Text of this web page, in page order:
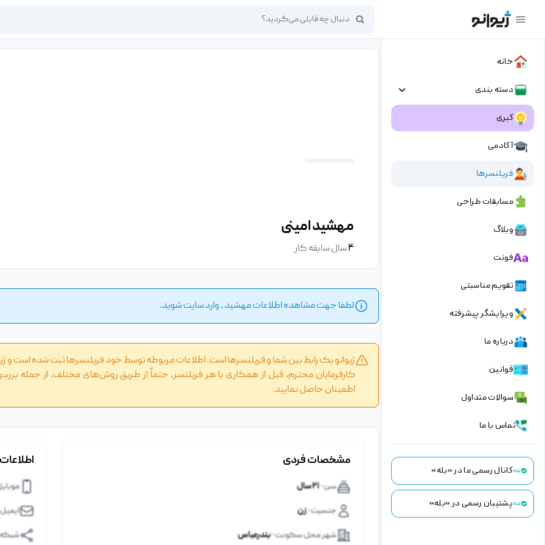
خانه
دسته بندی
کبری
آکادمی
فریلنسرها
مسابقات طراحی
وبلاگ
فونت
تقویم مناسبتی
ویرایشگر پیشرفته
درباره ما
قوانین
سوالات متداول
تماس با ما
کانال رسمی ما در «بله»
پشتیبان رسمی در «بله»
مهشید امینی
۴سال سابقه کار
لطفا جهت مشاهده اطلاعات مهشید ، وارد سایت شوید.
ژیوانو یک رابط بین شما و فریلنسرها است. اطلاعات مربوطه توسط خود فریلنسرها ثبت شده است و
کارفرمایان محترم، قبل از همکاری با هر فریلنسر، حتماً از طریق روش‌های مختلف، از جمله
اطمینان حاصل نمایید.
مشخصات فردی
سن ·۲۱ سال
جنسیت ·زن
شهر محل سکونت ·بندرعباس
شبکه